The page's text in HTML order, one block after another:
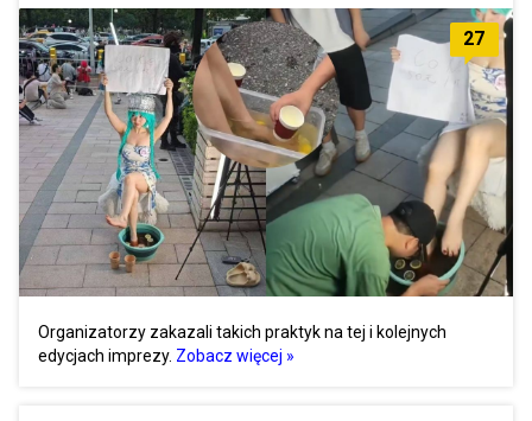
27
Organizatorzy zakazali takich praktyk na tej i kolejnych
edycjach imprezy. Zobacz więcej »